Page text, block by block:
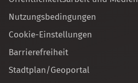
Nutzungsbedingungen
Cookie-Einstellungen
Barrierefreiheit
Stadtplan/Geoportal